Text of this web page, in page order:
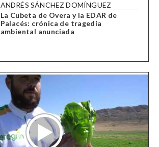
ANDRÉS SÁNCHEZ DOMÍNGUEZ
La Cubeta de Overa y la EDAR de
Palacés: crónica de tragedia
ambiental anunciada